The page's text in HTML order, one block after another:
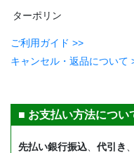
ターポリン
ご利用ガイド >>
キャンセル・返品について
■ お支払い方法につい
先払い銀行振込 代引き